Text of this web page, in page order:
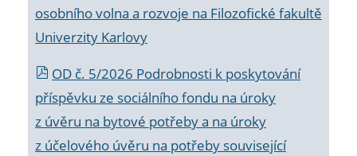
osobního volna a rozvoje na Filozofické fakultě
Univerzity Karlovy
OD č. 5/2026 Podrobnosti k poskytování
příspěvku ze sociálního fondu na úroky
z úvěru na bytové potřeby a na úroky
z účelového úvěru na potřeby související